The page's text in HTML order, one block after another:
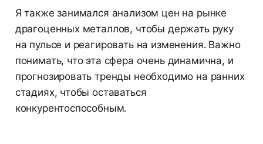
Я также занимался анализом цен на рынке
драгоценных металлов, чтобы держать руку
на пульсе и реагировать на изменения. Важно
понимать, что эта сфера очень динамична, и
прогнозировать тренды необходимо на ранних
стадиях, чтобы оставаться
конкурентоспособным.